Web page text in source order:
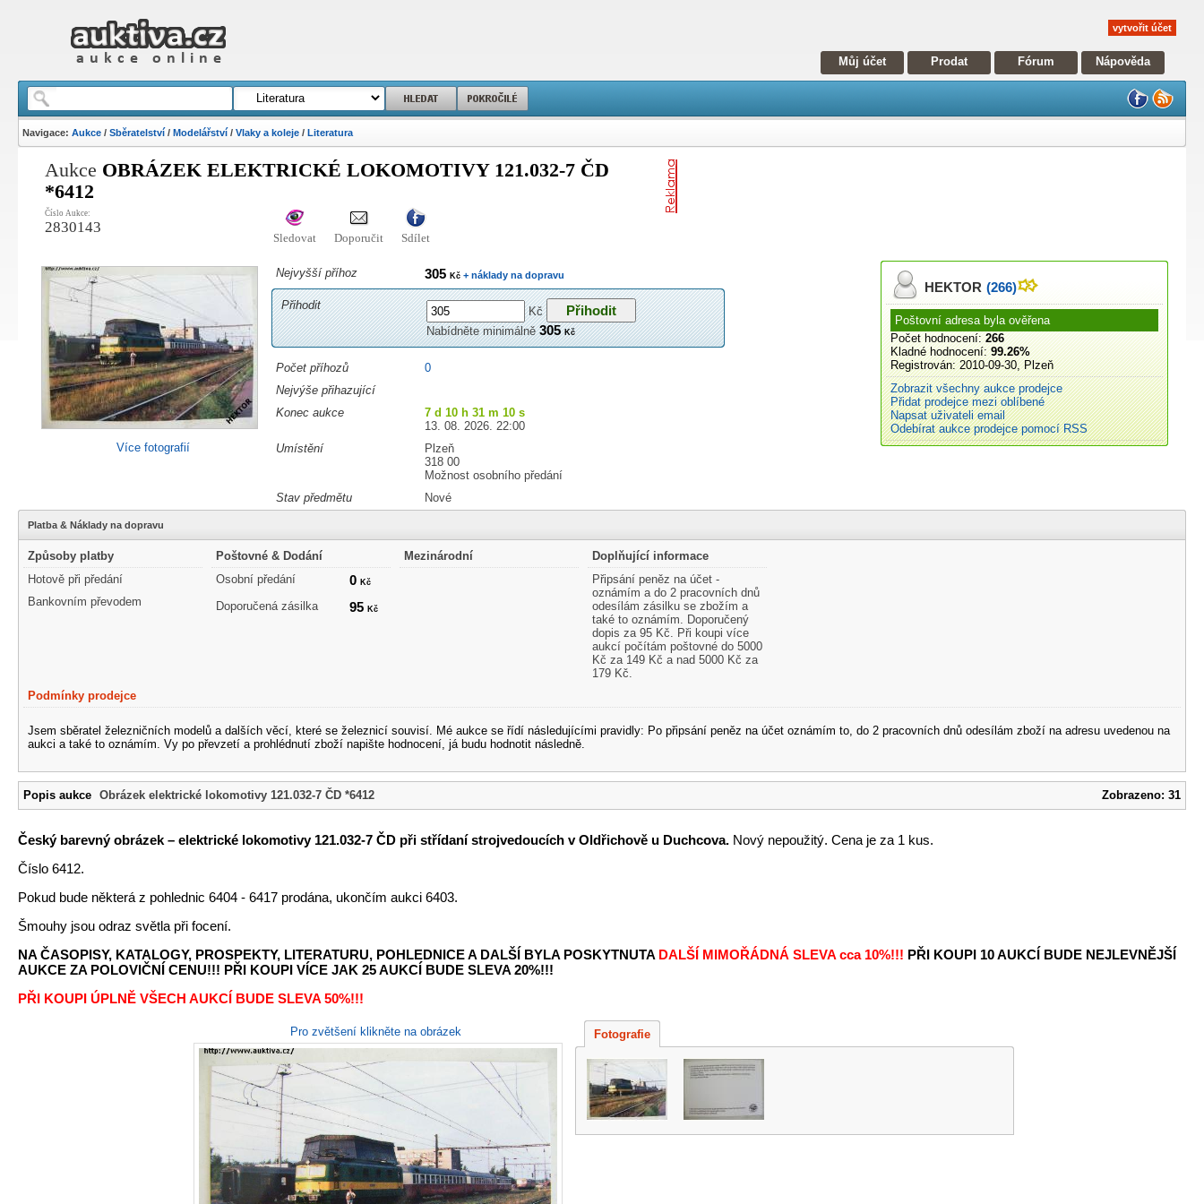
vytvořit účet
Můj účet Prodat Fórum Nápověda
Navigace:Aukce /Sběratelství /Modelářství /Vlaky a koleje /Literatura
Aukce OBRÁZEK ELEKTRICKÉ LOKOMOTIVY 121.032-7 ČD
*6412
Číslo Aukce:
2830143
Sledovat Doporučit Sdílet
Více fotografií
Nejvyšší příhoz 305Kč + náklady na dopravu
Přihodit
Kč
Nabídněte minimálně305Kč
Počet příhozů
0
Nejvýše přihazující
Konec aukce
7 d 10 h 31 m 10 s
13. 08. 2026. 22:00
Umístění
Plzeň
318 00
Možnost osobního předání
Stav předmětu
Nové
HEKTOR (266)
Poštovní adresa byla ověřena
Počet hodnocení: 266
Kladné hodnocení: 99.26%
Registrován: 2010-09-30, Plzeň
Zobrazit všechny aukce prodejce
Přidat prodejce mezi oblíbené
Napsat uživateli email
Odebírat aukce prodejce pomocí RSS
Platba & Náklady na dopravu
Způsoby platby
Hotově při předání
Bankovním převodem
Poštovné & Dodání
Osobní předání
0Kč
Doporučená zásilka 95Kč
Mezinárodní
Doplňující informace
Připsání peněz na účet -
oznámím a do 2 pracovních dnů
odesílám zásilku se zbožím a
také to oznámím. Doporučený
dopis za 95 Kč. Při koupi více
aukcí počítám poštovné do 5000
Kč za 149 Kč a nad 5000 Kč za
179 Kč.
Podmínky prodejce
Jsem sběratel železničních modelů a dalších věcí, které se železnicí souvisí. Mé aukce se řídí následujícími pravidly: Po připsání peněz na účet oznámím to, do 2 pracovních dnů odesílám zboží na adresu uvedenou na
aukci a také to oznámím. Vy po převzetí a prohlédnutí zboží napište hodnocení, já budu hodnotit následně.
Popis aukce Obrázek elektrické lokomotivy 121.032-7 ČD *6412 Zobrazeno: 31
Český barevný obrázek – elektrické lokomotivy 121.032-7 ČD při střídaní strojvedoucích v Oldřichově u Duchcova. Nový nepoužitý. Cena je za 1 kus.
Číslo 6412.
Pokud bude některá z pohlednic 6404 - 6417 prodána, ukončím aukci 6403.
Šmouhy jsou odraz světla při focení.
NA ČASOPISY, KATALOGY, PROSPEKTY, LITERATURU, POHLEDNICE A DALŠÍ BYLA POSKYTNUTA DALŠÍ MIMOŘÁDNÁ SLEVA cca 10%!!! PŘI KOUPI 10 AUKCÍ BUDE NEJLEVNĚJŠÍ
AUKCE ZA POLOVIČNÍ CENU!!! PŘI KOUPI VÍCE JAK 25 AUKCÍ BUDE SLEVA 20%!!!
PŘI KOUPI ÚPLNĚ VŠECH AUKCÍ BUDE SLEVA 50%!!!
Pro zvětšení klikněte na obrázek Fotografie